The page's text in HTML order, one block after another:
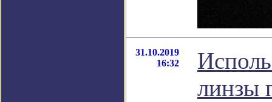
31.10.2019
16:32
линзы